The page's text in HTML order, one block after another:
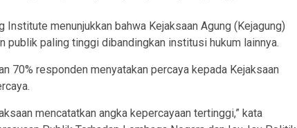
Institute menunjukkan bahwa Kejaksaan Agung (Kejagung)
publik paling tinggi dibandingkan institusi hukum lainnya.
70% responden menyatakan percaya kepada Kejaksaan
mencatatkan angka kepercayaan tertinggi,” kata